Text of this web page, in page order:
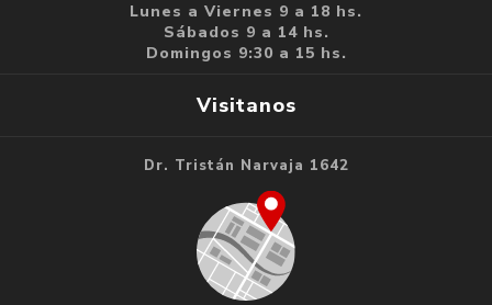
Lunes a Viernes 9 a 18 hs.
Sábados 9 a 14 hs.
Domingos 9:30 a 15 hs.
Visitanos
Dr. Tristán Narvaja 1642